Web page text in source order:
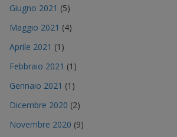
Giugno 2021 (5)
Maggio 2021 (4)
Aprile 2021 (1)
Febbraio 2021 (1)
Gennaio 2021 (1)
Dicembre 2020 (2)
Novembre 2020 (9)